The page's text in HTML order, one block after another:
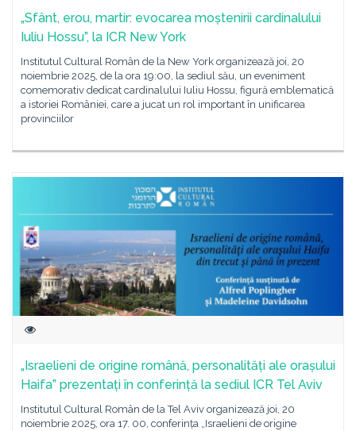
„Sfânt, erou, martir: evocarea moștenirii cardinalului
Iuliu Hossu”, la ICR New York
Institutul Cultural Român de la New York organizează joi, 20
noiembrie 2025, de la ora 19:00, la sediul său, un eveniment
comemorativ dedicat cardinalului Iuliu Hossu, figură emblematică
a istoriei României, care a jucat un rol important în unificarea
provinciilor
„Israelieni de origine română, personalități ale orașului
Haifa” prezentați în conferință la sediul ICR Tel Aviv
Institutul Cultural Român de la Tel Aviv organizează joi, 20
noiembrie 2025, ora 17. 00, conferința „Israelieni de origine